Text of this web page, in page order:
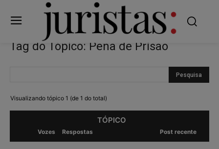
Tag do Tópico: Pena de Prisão
Visualizando tópico 1 (de 1 do total)
TÓPICO
Vozes Respostas Post recente